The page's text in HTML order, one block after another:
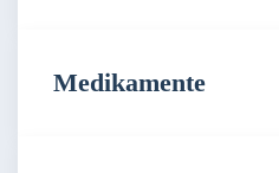
Medikamente